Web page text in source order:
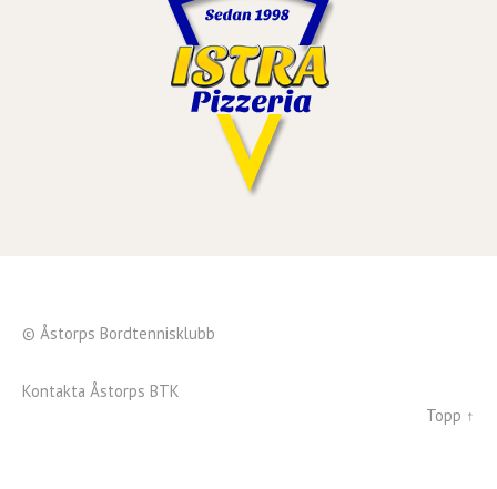
© Åstorps Bordtennisklubb
Kontakta Åstorps BTK
Topp ↑